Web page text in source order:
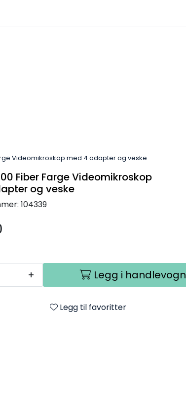
Videomikroskop med 4 adapter og veske
Fiber Farge Videomikroskop
og veske
104339
+ Legg i handlevogn
Legg til favoritter